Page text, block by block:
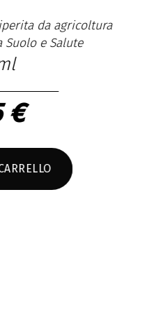
da agricoltura
e Salute
€